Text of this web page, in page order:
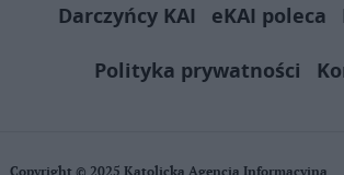
Darczyńcy KAI
eKAI poleca
Polityka prywatności